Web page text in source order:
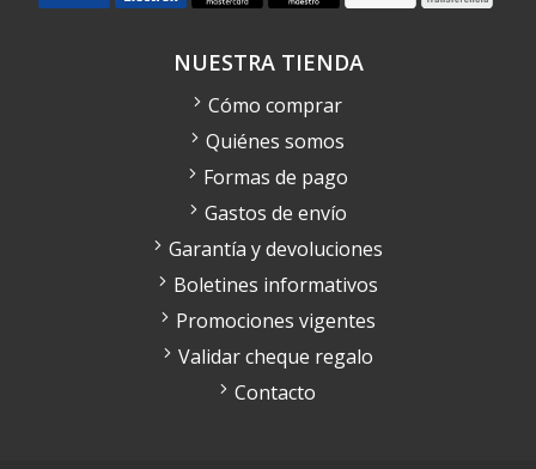
NUESTRA TIENDA
Cómo comprar
Quiénes somos
Formas de pago
Gastos de envío
Garantía y devoluciones
Boletines informativos
Promociones vigentes
Validar cheque regalo
Contacto